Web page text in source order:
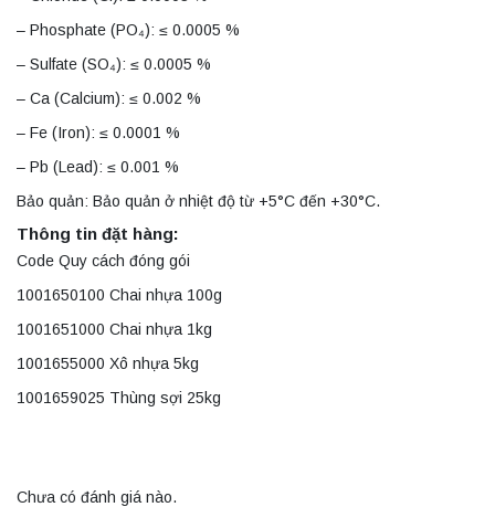
– Phosphate (PO₄): ≤ 0.0005 %
– Sulfate (SO₄): ≤ 0.0005 %
– Ca (Calcium): ≤ 0.002 %
– Fe (Iron): ≤ 0.0001 %
– Pb (Lead): ≤ 0.001 %
Bảo quản: Bảo quản ở nhiệt độ từ +5°C đến +30°C.
Thông tin đặt hàng:
Code Quy cách đóng gói
1001650100 Chai nhựa 100g
1001651000 Chai nhựa 1kg
1001655000 Xô nhựa 5kg
1001659025 Thùng sợi 25kg
Chưa có đánh giá nào.